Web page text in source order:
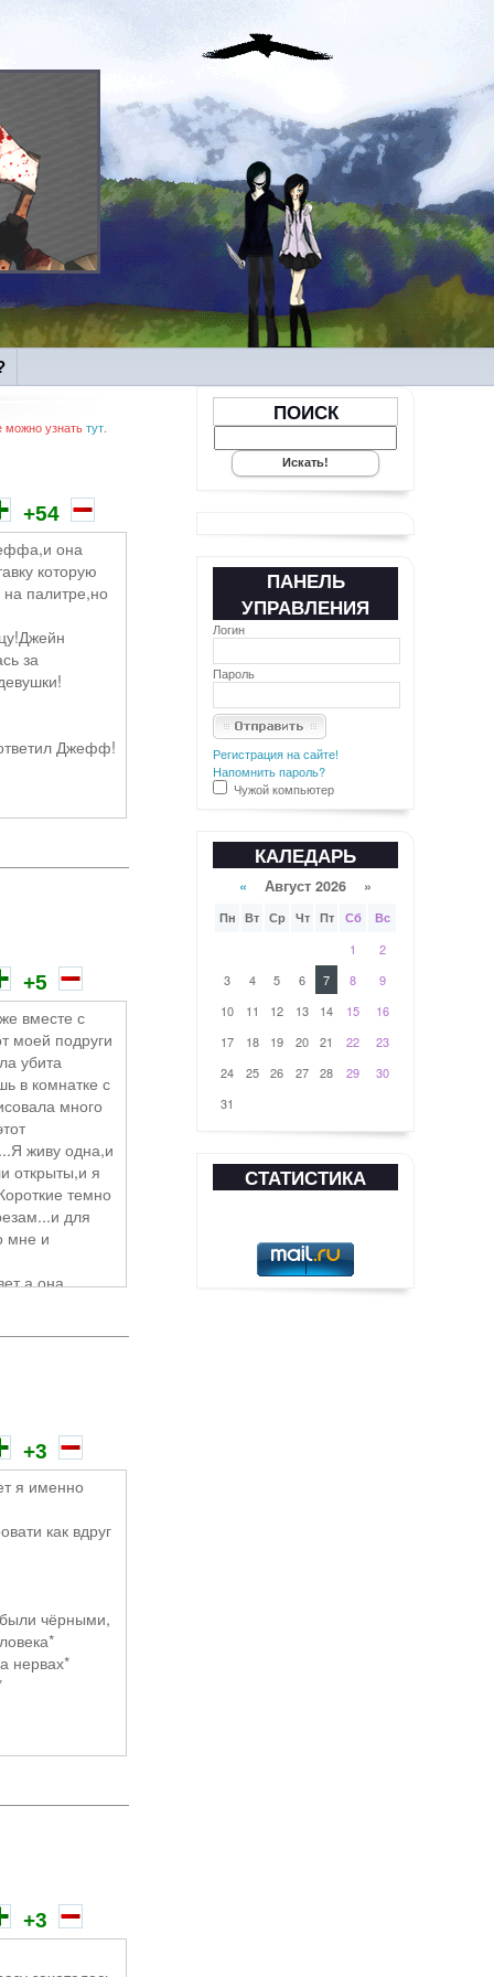
можно узнатьтут.
+54
она
которую
палитре,но
за
Джефф!
номере!
+5
вместе с
моей подруги
убита
в комнатке с
много
живу одна,и
открыты,и я
темно
для
мне и
она
+3
я именно
как вдруг
чёрными,
нервах*
делать
+3
ПОИСК
ПАНЕЛЬ
УПРАВЛЕНИЯ
Логин
Пароль
Регистрация на сайте!
Напомнить пароль?
Чужой компьютер
КАЛЕДАРЬ
« Август 2026 »
Пн Вт Ср Чт Пт Сб Вс
1
2
3
4 5 6 7 8
9
10
11 12 13 14 15
16
17
18 19 20 21 22
23
24
25 26 27 28 29
30
31
СТАТИСТИКА